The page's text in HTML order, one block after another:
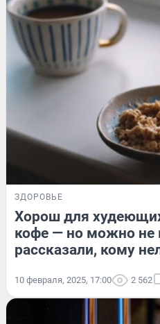
ЗДОРОВЬЕ
Хорош для
кофе — но можно не
рассказали, кому
10 февраля, 2025, 17:00 2 562